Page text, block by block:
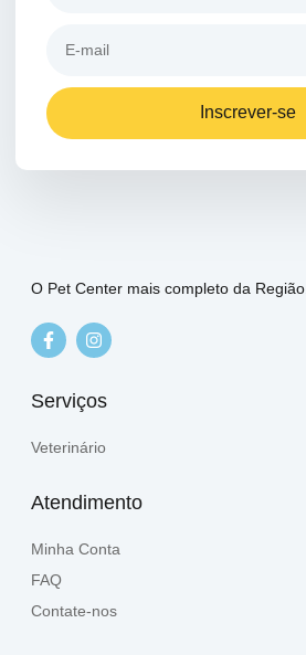
Inscrever-se
O Pet Center mais completo da Região.
Serviços
Veterinário
Atendimento
Minha Conta
FAQ
Contate-nos